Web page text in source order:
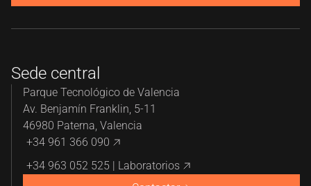
Sede central
Parque Tecnológico de Valencia
Av. Benjamín Franklin, 5-11
46980 Paterna, Valencia
+34 961 366 090
+34 963 052 525 | Laboratorios